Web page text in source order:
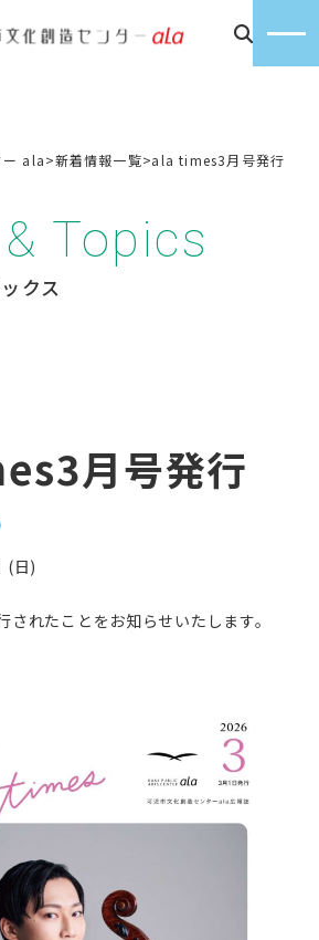
ー ala>新着情報一覧>ala times3月号発行
Topics
クス
月号発行
(日)
れたことをお知らせいたします。